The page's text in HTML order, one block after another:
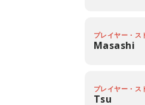
プレイヤー・ス
Masashi
プレイヤー・ス
Tsu